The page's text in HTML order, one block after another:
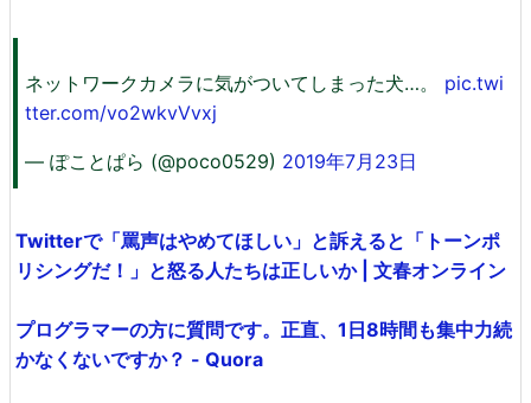
ネットワークカメラに気がついてしまった犬…。 pic.twi
tter.com/vo2wkvVvxj
— ぽことぱら (@poco0529) 2019年7月23日
Twitterで「罵声はやめてほしい」と訴えると「トーンポ
リシングだ！」と怒る人たちは正しいか | 文春オンライン
プログラマーの方に質問です。正直、1日8時間も集中力続
かなくないですか？ - Quora